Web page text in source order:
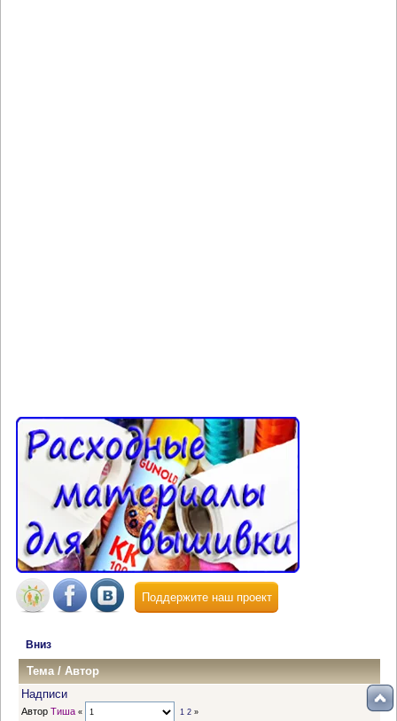
Поддержите наш проект
Вниз
Тема/Автор
Надписи
Автор Тиша « 1 2»